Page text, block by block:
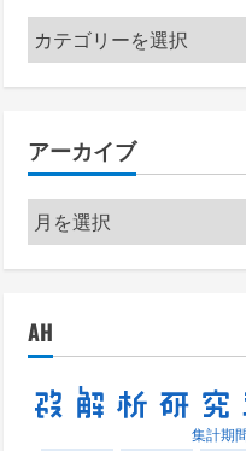
カ
テ
ー
アーカイブ
ア
ー
ブ
AH